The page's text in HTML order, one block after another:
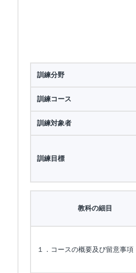
訓練分野
訓練コース
訓練対象者
訓練目標
教科の細目
１．コースの概要及び留意事項